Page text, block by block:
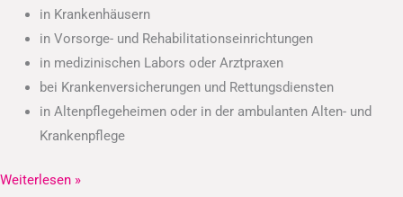
in Krankenhäusern
in Vorsorge- und Rehabilitationseinrichtungen
in medizinischen Labors oder Arztpraxen
bei Krankenversicherungen und Rettungsdiensten
in Altenpflegeheimen oder in der ambulanten Alten- und
Krankenpflege
Weiterlesen »